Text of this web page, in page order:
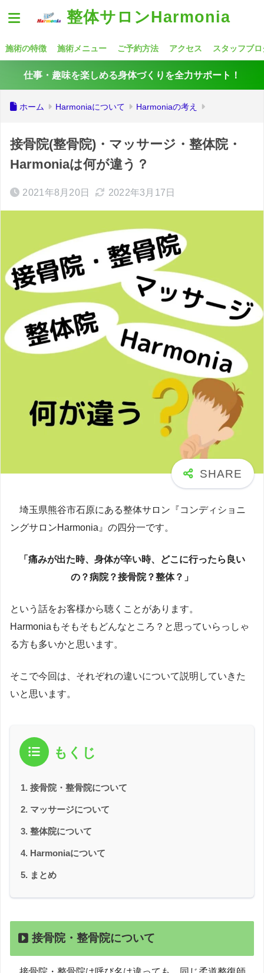
整体サロンHarmonia
施術の特徴 施術メニュー ご予約方法 アクセス スタッフブロ
仕事・趣味を楽しめる身体づくりを全力サポート！
ホーム Harmoniaについて Harmoniaの考え
接骨院(整骨院)・マッサージ・整体院・
Harmoniaは何が違う？
2021年8月20日 2022年3月17日
埼玉県熊谷市石原にある整体サロン『コンディショニ
ングサロンHarmonia』の四分一です。
「痛みが出た時、身体が辛い時、どこに行ったら良い
の？病院？接骨院？整体？」
という話をお客様から聴くことがあります。
Harmoniaもそもそもどんなところ？と思っていらっしゃ
る方も多いかと思います。
そこで今回は、それぞれの違いについて説明していきた
いと思います。
もくじ
接骨院・整骨院について
マッサージについて
整体院について
Harmoniaについて
まとめ
接骨院・整骨院について